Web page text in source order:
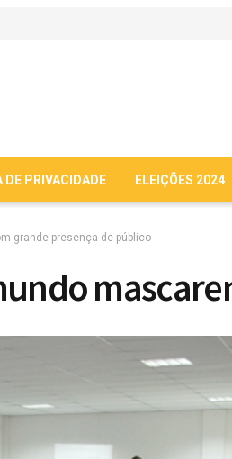
DE PRIVACIDADE ELEIÇÕES 2024
grande presença de público